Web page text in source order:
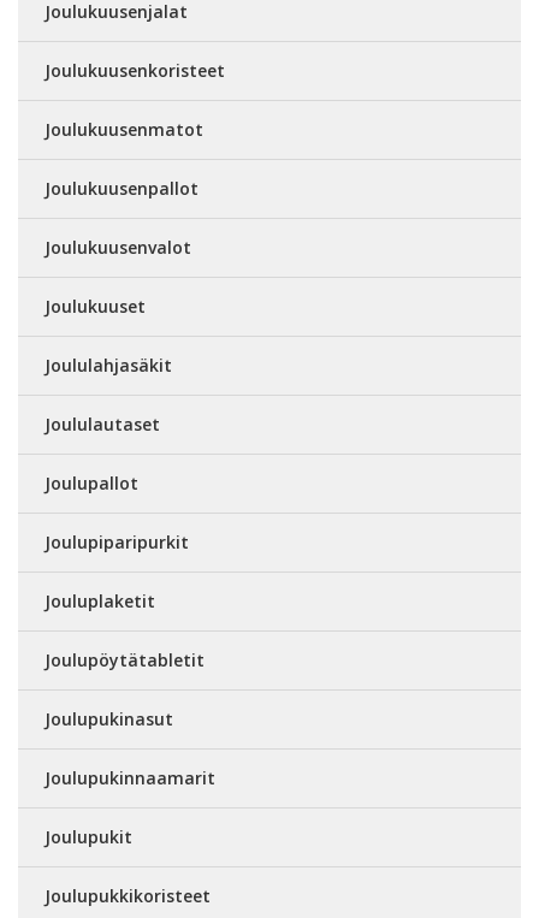
Joulukuusenjalat
Joulukuusenkoristeet
Joulukuusenmatot
Joulukuusenpallot
Joulukuusenvalot
Joulukuuset
Joululahjasäkit
Joululautaset
Joulupallot
Joulupiparipurkit
Jouluplaketit
Joulupöytätabletit
Joulupukinasut
Joulupukinnaamarit
Joulupukit
Joulupukkikoristeet